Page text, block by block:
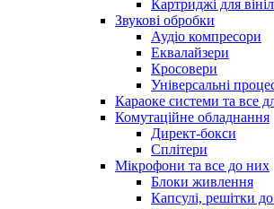
Картриджі для
Звукові обробки
Аудіо компресори
Еквалайзери
Кросовери
Універсальні
Караоке системи та все
Комутаційне обладнання
Директ-бокси
Сплітери
Мікрофони та все до них
Блоки живлення
Капсулі, решітки